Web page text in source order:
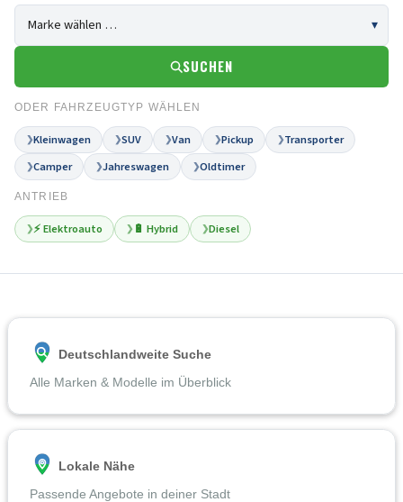
SUCHEN
ODER FAHRZEUGTYP WÄHLEN
❯Kleinwagen ❯SUV ❯Van ❯Pickup ❯Transporter
❯Camper ❯Jahreswagen ❯Oldtimer
ANTRIEB
❯⚡ Elektroauto ❯ 🔋 Hybrid ❯Diesel
Deutschlandweite Suche
Alle Marken & Modelle im Überblick
Lokale Nähe
Passende Angebote in deiner Stadt